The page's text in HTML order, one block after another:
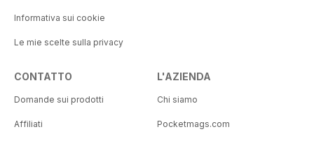
Informativa sui cookie
Le mie scelte sulla privacy
CONTATTO
Domande sui prodotti
Affiliati
L'AZIENDA
Chi siamo
Pocketmags.com